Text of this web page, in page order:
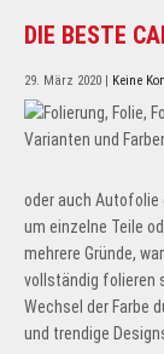
DIE BESTE
29. März 2020 | Keine
oder auch Autofolie
um einzelne Teile
mehrere Gründe,
vollständig folieren
Wechsel der Farbe
und trendige